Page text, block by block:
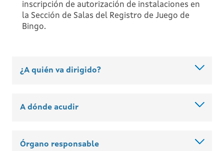
inscripción de autorización de instalaciones en
la Sección de Salas del Registro de Juego de
Bingo.
¿A quién va dirigido?
A dónde acudir
Órgano responsable